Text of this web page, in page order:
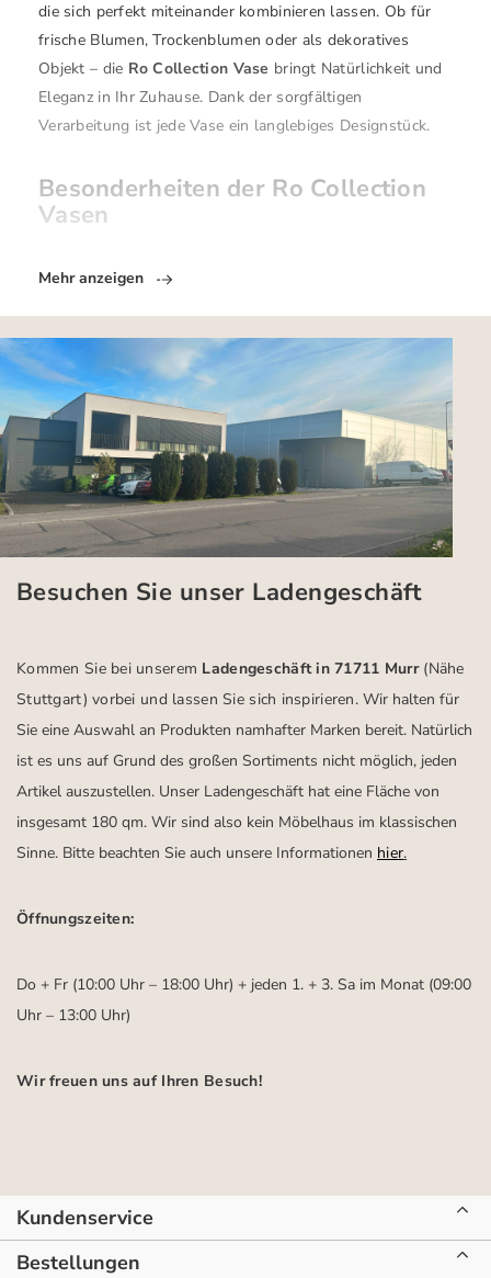
die sich perfekt miteinander kombinieren lassen. Ob für
frische Blumen, Trockenblumen oder als dekoratives
Objekt – die Ro Collection Vase bringt Natürlichkeit und
Eleganz in Ihr Zuhause. Dank der sorgfältigen
Verarbeitung ist jede Vase ein langlebiges Designstück.
Besonderheiten der Ro Collection
Vasen
Mehr anzeigen
Besuchen Sie unser Ladengeschäft
Kommen Sie bei unserem Ladengeschäft in 71711 Murr (Nähe
Stuttgart) vorbei und lassen Sie sich inspirieren.Wir halten für
Sie eine Auswahl an Produkten namhafter Marken bereit. Natürlich
ist es uns auf Grund des großen Sortiments nicht möglich, jeden
Artikel auszustellen. Unser Ladengeschäft hat eine Fläche von
insgesamt 180 qm. Wir sind also kein Möbelhaus im klassischen
Sinne. Bitte beachten Sie auch unsere Informationen hier.
Öffnungszeiten:
Do + Fr (10:00 Uhr – 18:00 Uhr) + jeden 1. + 3. Sa im Monat (09:00
Uhr – 13:00 Uhr)
Wir freuen uns auf Ihren Besuch!
Kundenservice
Bestellungen